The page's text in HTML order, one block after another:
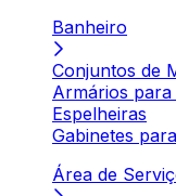
Banheiro
Conjuntos de
Armários
Espelheiras
Gabinetes
Área de